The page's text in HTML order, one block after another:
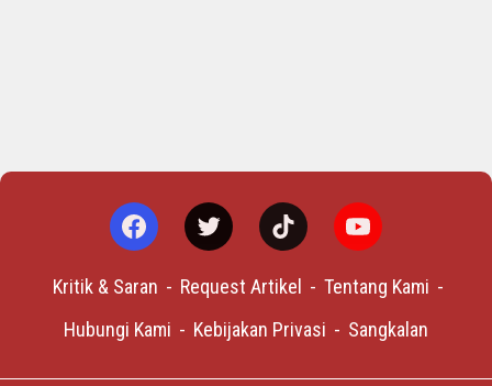
Kritik & Saran Request Artikel
Tentang Kami
Hubungi Kami
Kebijakan Privasi Sangkalan